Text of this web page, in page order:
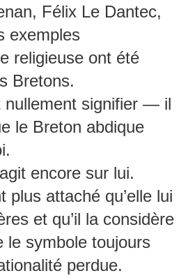
Félix Le Dantec,
exemples
religieuse ont été
Bretons.
nullement signifier — il
le Breton abdique
encore sur lui.
plus attaché qu’elle lui
et qu’il la considère
le symbole toujours
perdue.